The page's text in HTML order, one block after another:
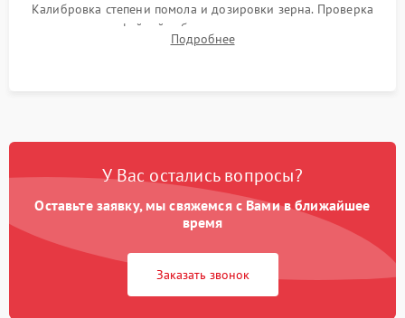
Калибровка степени помола и дозировки зерна. Проверка
плотности кофейной таблетки, температуры напитка и
качества молочной пены. Контроль отсутствия посторонних
Подробнее
У Вас остались вопросы?
Оставьте заявку, мы свяжемся с Вами в ближайшее
время
Заказать звонок